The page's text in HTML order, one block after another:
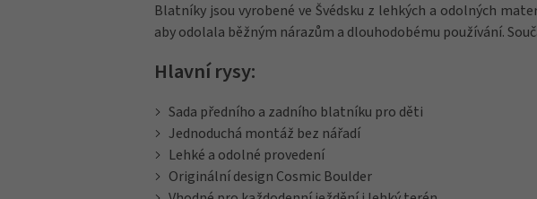
Blatníky jsou vyrobené ve Švédsku z lehkých a odolných
aby odolala běžným nárazům a dlouhodobému používání.
Hlavní rysy:
Sada předního a zadního blatníku pro děti
Jednoduchá montáž bez nářadí
Lehké a odolné provedení
Originální design Cosmic Boulder